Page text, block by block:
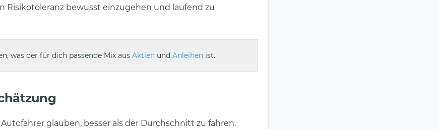
Risikotoleranz bewusst einzugehen und laufend zu
was der für dich passende Mix aus Aktien und Anleihen ist.
glauben, besser als der Durchschnitt zu fahren.